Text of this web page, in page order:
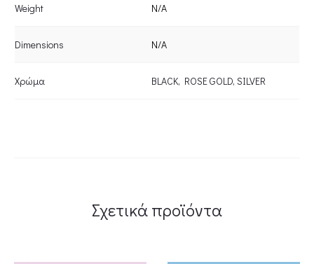
ΡΜΑ/
Weight N/A
Dimensions N/A
Χρώμα BLACK, ROSE GOLD, SILVER
Σχετικά προϊόντα